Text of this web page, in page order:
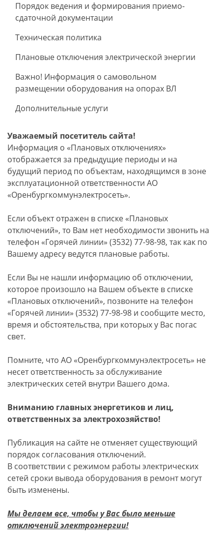
Порядок ведения и формирования приемо-
сдаточной документации
Техническая политика
Плановые отключения электрической энергии
Важно! Информация о самовольном
размещении оборудования на опорах ВЛ
Дополнительные услуги
Уважаемый посетитель сайта!
Информация о «Плановых отключениях»
отображается за предыдущие периоды и на
будущий период по объектам, находящимся в зоне
эксплуатационной ответственности АО
«Оренбургкоммунэлектросеть».
Если объект отражен в списке «Плановых
отключений», то Вам нет необходимости звонить на
телефон «Горячей линии» (3532) 77-98-98, так как по
Вашему адресу ведутся плановые работы.
Если Вы не нашли информацию об отключении,
которое произошло на Вашем объекте в списке
«Плановых отключений», позвоните на телефон
«Горячей линии» (3532) 77-98-98 и сообщите место,
время и обстоятельства, при которых у Вас погас
свет.
Помните, что АО «Оренбургкоммунэлектросеть» не
несет ответственность за обслуживание
электрических сетей внутри Вашего дома.
Вниманию главных энергетиков и лиц,
ответственных за электрохозяйство!
Публикация на сайте не отменяет существующий
порядок согласования отключений.
В соответствии с режимом работы электрических
сетей сроки вывода оборудования в ремонт могут
быть изменены.
Мы делаем все, чтобы у Вас было меньше
отключений электроэнергии!